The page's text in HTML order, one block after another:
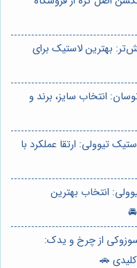
بهترین لاستیک برای
انتخاب سایز، برند و
تیوولی: ارتقا عملکرد با
انتخاب بهترین
از چرخ و یدک:
🚗